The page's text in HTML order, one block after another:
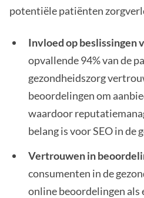
potentiële patiënten
Invloed op beslissingen
opvallende 94% van de
gezondheidszorg
beoordelingen om
waardoor
belang is voor SEO in de
Vertrouwen in
consumenten in de
online beoordelingen als